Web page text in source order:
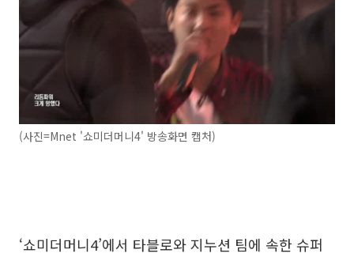
(사진=Mnet '쇼미더머니4' 방송화면 캡처)
‘쇼미더머니4’에서 타블로와 지누션 팀에 속한 슈퍼